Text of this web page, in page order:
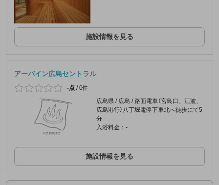
施設情報を見る
アーバイン広島セントラル
-点 /0件
広島県 / 広島 / 路面電車（宮島口、江波、
広島港行）八丁堀電停下車北へ徒歩にて5
分
入浴料金：-
施設情報を見る